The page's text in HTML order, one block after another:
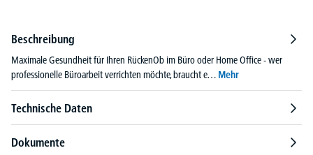
Beschreibung
Maximale Gesundheit für Ihren RückenOb im Büro oder Home Office - wer
professionelle Büroarbeit verrichten möchte, braucht e… Mehr
Technische Daten
Dokumente